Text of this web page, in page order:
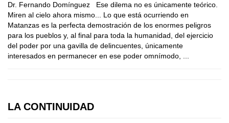
Dr. Fernando Domínguez Ese dilema no es únicamente teórico.
Miren al cielo ahora mismo... Lo que está ocurriendo en
Matanzas es la perfecta demostración de los enormes peligros
para los pueblos y, al final para toda la humanidad, del ejercicio
del poder por una gavilla de delincuentes, únicamente
interesados en permanecer en ese poder omnímodo, ...
LA CONTINUIDAD